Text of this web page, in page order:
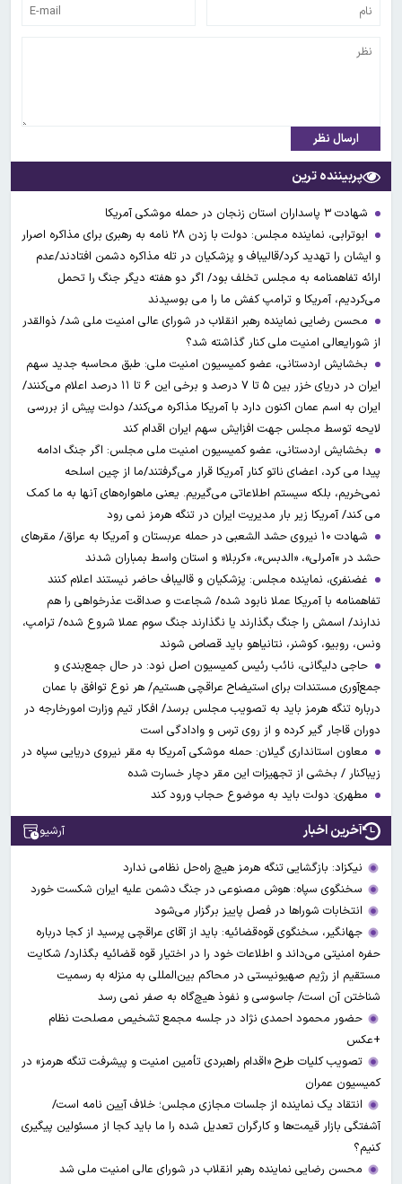
ارسال نظر
پربیننده ترین
شهادت ۳ ‌پاسداران استان زنجان در حمله موشکی آمریکا
ابوترابی، نماینده مجلس: دولت با زدن ۲۸ نامه به رهبری برای مذاکره اصرار
و ایشان را تهدید کرد/قالیباف و پزشکیان در تله مذاکره دشمن افتادند/عدم
ارائه تفاهمنامه به مجلس تخلف بود/ اگر دو هفته دیگر جنگ را تحمل
می‌کردیم، آمریکا و ترامپ کفش ما را می بوسیدند
محسن رضایی نماینده رهبر انقلاب در شورای عالی امنیت ملی شد/ ذوالقدر
از شورایعالی امنیت ملی کنار گذاشته شد؟
بخشایش اردستانی، عضو کمیسیون امنیت ملی: طبق محاسبه جدید سهم
ایران در دریای خزر بین ۵ تا ۷ درصد و برخی این ۶ تا ۱۱ درصد اعلام می‌کنند/
ایران به اسم عمان اکنون دارد با آمریکا مذاکره می‌کند/ دولت پیش از بررسی
لایحه توسط مجلس جهت افزایش سهم ایران اقدام کند
بخشایش اردستانی، عضو کمیسیون امنیت ملی مجلس: اگر جنگ ادامه
پیدا می کرد، اعضای ناتو کنار آمریکا قرار می‌گرفتند/ما از چین اسلحه
نمی‌خریم، بلکه سیستم اطلاعاتی می‌گیریم. یعنی ماهواره‌های آنها به ما کمک
می کند/ آمریکا زیر بار مدیریت ایران در تنگه هرمز نمی رود
شهادت ۱۰ نیروی حشد الشعبی در حمله عربستان و آمریکا به عراق/ مقرهای
حشد در »آمرلی»، «الدبس»، «کربلا« و استان واسط بمباران شدند
غضنفری، نماینده مجلس: پزشکیان و قالیباف حاضر نیستند اعلام کنند
تفاهمنامه با آمریکا عملا نابود شده/ شجاعت و صداقت عذرخواهی را هم
ندارند/ اسمش را جنگ بگذارند یا نگذارند جنگ سوم عملا شروع شده/ ترامپ،
ونس، روبیو، کوشنر، نتانیاهو باید قصاص شوند
حاجی دلیگانی، نائب رئیس کمیسیون اصل نود: در حال جمع‌بندی و
جمع‌آوری مستندات برای استیضاح عراقچی هستیم/ هر نوع توافق با عمان
درباره تنگه هرمز باید به تصویب مجلس برسد/ افکار تیم وزارت امورخارجه در
دوران قاجار گیر کرده و از روی ترس و وادادگی است
معاون استانداری گیلان: حمله موشکی آمریکا به مقر نیروی دریایی سپاه در
زیباکنار / بخشی از تجهیزات این مقر دچار خسارت شده
مطهری: دولت باید به موضوع حجاب ورود کند
آخرین اخبار آرشیو
نیکزاد: بازگشایی تنگه هرمز هیچ راه‌حل نظامی ندارد
سخنگوی سپاه: هوش مصنوعی در جنگ دشمن علیه ایران شکست خورد
انتخابات شوراها در فصل پاییز برگزار می‌شود
جهانگیر، سخنگوی قوه‌قضائیه: باید از آقای عراقچی پرسید از کجا درباره
حفره امنیتی می‌داند و اطلاعات خود را در اختیار قوه قضائیه بگذارد/ شکایت
مستقیم از رژیم صهیونیستی در محاکم بین‌المللی به منزله به رسمیت
شناختن آن است/ جاسوسی و نفوذ هیچ‌گاه به صفر نمی رسد
حضور محمود احمدی نژاد در جلسه مجمع تشخیص مصلحت نظام
+عکس
تصویب کلیات طرح «اقدام راهبردی تأمین امنیت و پیشرفت تنگه هرمز» در
کمیسیون عمران
انتقاد یک نماینده از جلسات مجازی مجلس؛ خلاف آیین نامه است/
آشفتگی بازار قیمت‌ها و کارگران تعدیل شده را ما باید کجا از مسئولین پیگیری
کنیم؟
محسن رضایی نماینده رهبر انقلاب در شورای عالی امنیت ملی شد